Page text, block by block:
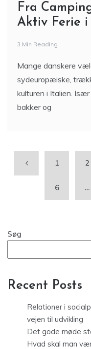
Fra
Aktiv Ferie
3 Min Reading
Mange danskere
sydeuropæiske,
kulturen i Italien.
bakker og
1 2
6 …
Søg
Recent Posts
Relationer i
vejen til udvikling
Det gode møde
Hvad skal man